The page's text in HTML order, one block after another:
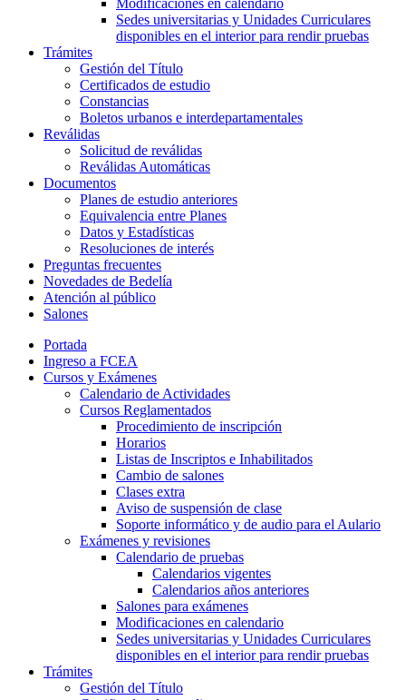
Sedes universitarias y Unidades Curriculares
disponibles en el interior para rendir pruebas
Trámites
Gestión del Título
Certificados de estudio
Constancias
Boletos urbanos e interdepartamentales
Reválidas
Solicitud de reválidas
Reválidas Automáticas
Documentos
Planes de estudio anteriores
Equivalencia entre Planes
Datos y Estadísticas
Resoluciones de interés
Preguntas frecuentes
Novedades de Bedelía
Atención al público
Salones
Portada
Ingreso a FCEA
Cursos y Exámenes
Calendario de Actividades
Cursos Reglamentados
Procedimiento de inscripción
Horarios
Listas de Inscriptos e Inhabilitados
Cambio de salones
Clases extra
Aviso de suspensión de clase
Soporte informático y de audio para el Aulario
Exámenes y revisiones
Calendario de pruebas
Calendarios vigentes
Calendarios años anteriores
Salones para exámenes
Modificaciones en calendario
Sedes universitarias y Unidades Curriculares
disponibles en el interior para rendir pruebas
Trámites
Gestión del Título